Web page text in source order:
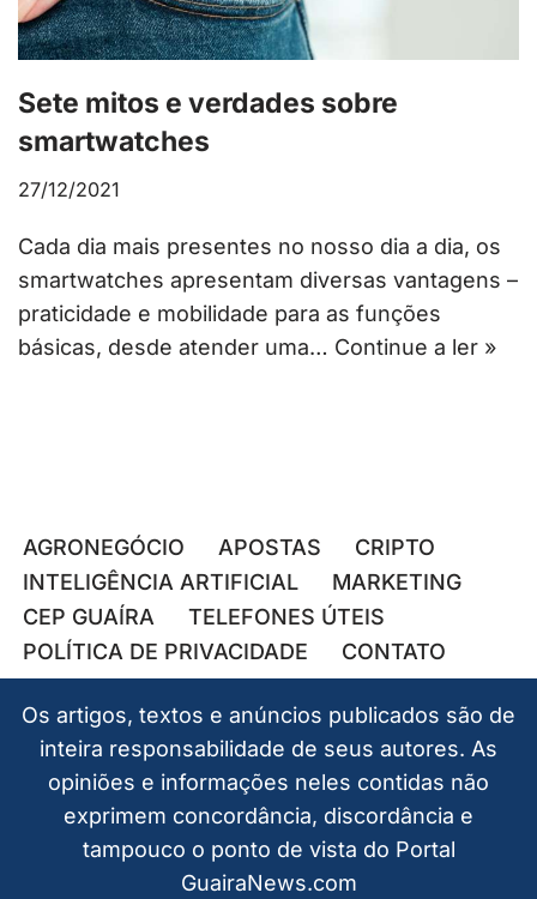
Sete mitos e verdades sobre
smartwatches
27/12/2021
Cada dia mais presentes no nosso dia a dia, os
smartwatches apresentam diversas vantagens –
praticidade e mobilidade para as funções
básicas, desde atender uma… Continue a ler »
AGRONEGÓCIO APOSTAS
CRIPTO
INTELIGÊNCIA ARTIFICIAL
MARKETING
CEP GUAÍRA
TELEFONES ÚTEIS
POLÍTICA DE PRIVACIDADE
CONTATO
Os artigos, textos e anúncios publicados são de
inteira responsabilidade de seus autores. As
opiniões e informações neles contidas não
exprimem concordância, discordância e
tampouco o ponto de vista do Portal
GuairaNews.com